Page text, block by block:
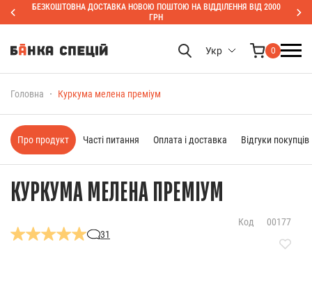
БЕЗКОШТОВНА ДОСТАВКА НОВОЮ ПОШТОЮ НА ВІДДІЛЕННЯ ВІД 2000
ГРН
Укр 0
Головна Куркума мелена преміум
КУРКУМА МЕЛЕНА ПРЕМІУМ
31
Код 00177
Про продукт Часті питання Оплата і доставка Відгуки покупців